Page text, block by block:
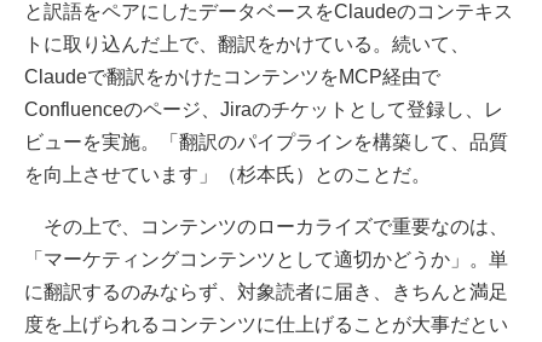
と訳語をペアにしたデータベースをClaudeのコンテキス
トに取り込んだ上で、翻訳をかけている。続いて、
Claudeで翻訳をかけたコンテンツをMCP経由で
Confluenceのページ、Jiraのチケットとして登録し、レ
ビューを実施。「翻訳のパイプラインを構築して、品質
を向上させています」（杉本氏）とのことだ。
その上で、コンテンツのローカライズで重要なのは、
「マーケティングコンテンツとして適切かどうか」。単
に翻訳するのみならず、対象読者に届き、きちんと満足
度を上げられるコンテンツに仕上げることが大事だとい